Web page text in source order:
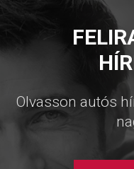
Olvasson autós